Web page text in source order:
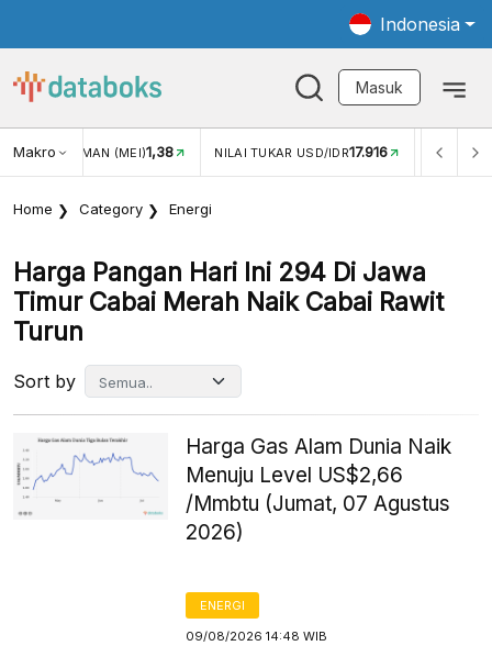
Indonesia
Masuk
Makro
WISMAN (MEI) 1,38 NILAI TUKAR USD/IDR 17.916 INFLASI YOY
Home Category Energi
Harga Pangan Hari Ini 294 Di Jawa
Timur Cabai Merah Naik Cabai Rawit
Turun
Sort by
Harga Gas Alam Dunia Naik
Menuju Level US$2,66
/Mmbtu (Jumat, 07 Agustus
2026)
ENERGI
09/08/2026 14:48 WIB